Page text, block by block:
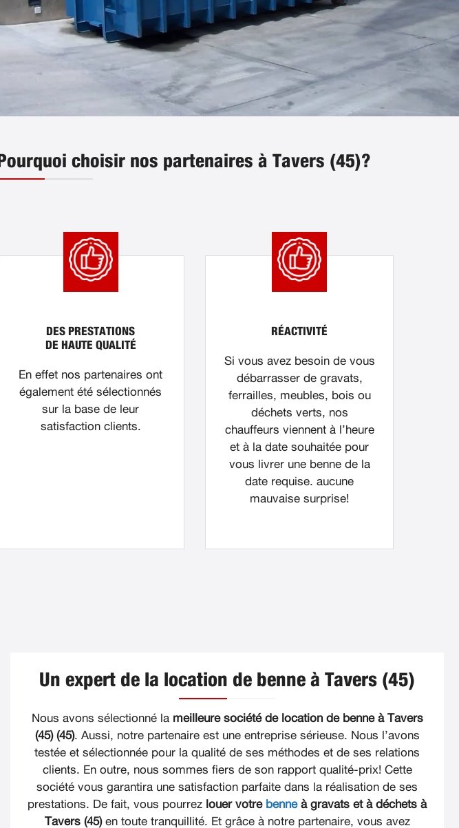
Pourquoi choisir nos partenaires à Tavers (45)?
DES PRESTATIONS
DE HAUTE QUALITÉ
En effet nos partenaires ont
également été sélectionnés
sur la base de leur
satisfaction clients.
RÉACTIVITÉ
Si vous avez besoin de vous
débarrasser de gravats,
ferrailles, meubles, bois ou
déchets verts, nos
chauffeurs viennent à l’heure
et à la date souhaitée pour
vous livrer une benne de la
date requise. aucune
mauvaise surprise!
Un expert de la location de benne à Tavers (45)
Nous avons sélectionné la meilleure société de location de benne à Tavers
(45) (45). Aussi, notre partenaire est une entreprise sérieuse. Nous l’avons
testée et sélectionnée pour la qualité de ses méthodes et de ses relations
clients. En outre, nous sommes fiers de son rapport qualité-prix! Cette
société vous garantira une satisfaction parfaite dans la réalisation de ses
prestations. De fait, vous pourrez louer votre benneà gravats et à déchets à
Tavers (45)en toute tranquillité. Et grâce à notre partenaire, vous avez